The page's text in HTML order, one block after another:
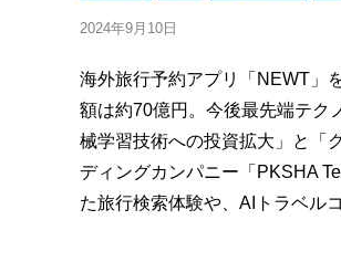
2024年9月10日
海外旅行予約アプリ「NEWT」
額は約70億円。今後最先端テク
械学習技術への投資拡大」と「
ディングカンパニー「PKSHA
た旅行検索体験や、AIトラベル